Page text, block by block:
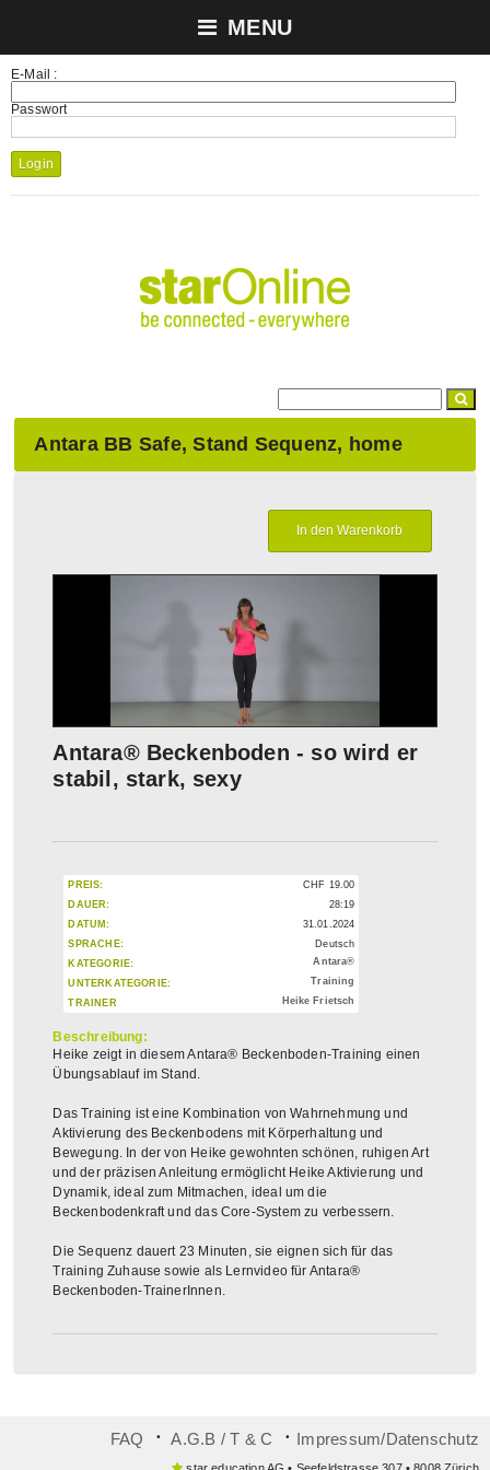
MENU
E-Mail :
Passwort
Login
Antara BB Safe, Stand Sequenz, home
Antara® Beckenboden - so wird er
stabil, stark, sexy
PREIS: 19.00
CHF
DAUER:
28:19
DATUM:
31.01.2024
SPRACHE:
Deutsch
KATEGORIE:
Antara®
UNTERKATEGORIE:
Training
TRAINER
Heike Frietsch
Beschreibung:
Heike zeigt in diesem Antara® Beckenboden-Training einen
Übungsablauf im Stand.
Das Training ist eine Kombination von Wahrnehmung und
Aktivierung des Beckenbodens mit Körperhaltung und
Bewegung. In der von Heike gewohnten schönen, ruhigen Art
und der präzisen Anleitung ermöglicht Heike Aktivierung und
Dynamik, ideal zum Mitmachen, ideal um die
Beckenbodenkraft und das Core-System zu verbessern.
Die Sequenz dauert 23 Minuten, sie eignen sich für das
Training Zuhause sowie als Lernvideo für Antara®
Beckenboden-TrainerInnen.
FAQ ᛫ A.G.B / T & C ᛫ Impressum/Datenschutz